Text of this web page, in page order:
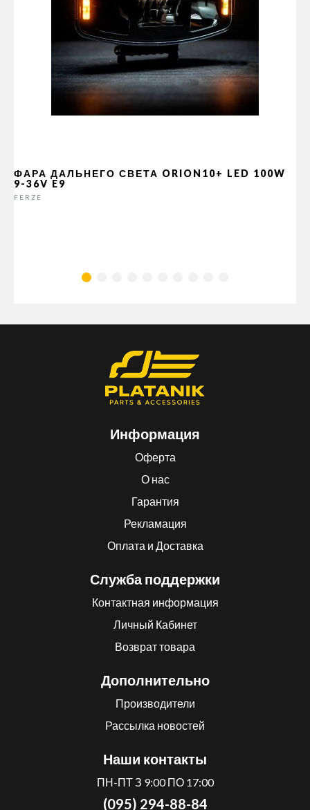
ФАРА ДАЛЬНЕГО СВЕТА ORION10+ LED 100W
9-36V E9
FERZE
Информация
Оферта
О нас
Гарантия
Рекламация
Оплата и Доставка
Служба поддержки
Контактная информация
Личный Кабинет
Возврат товара
Дополнительно
Производители
Рассылка новостей
Наши контакты
ПН-ПТ З 9:00 ПО 17:00
(095) 294-88-84